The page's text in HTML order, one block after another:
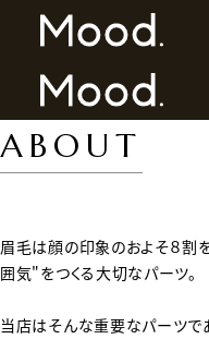
ABOUT
眉毛は顔の印象のおよそ８割
囲気"をつくる大切なパーツ。
当店はそんな重要なパーツで